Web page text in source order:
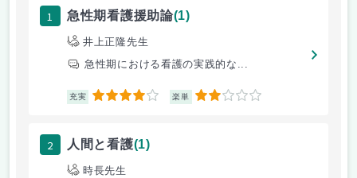
1 急性期看護援助論(1)
井上正隆先生
急性期における看護の実践的な...
充実 4 楽単 2
2 人間と看護(1)
時長先生